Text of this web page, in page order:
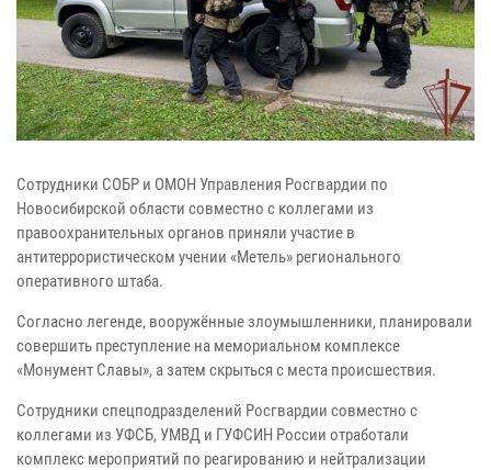
Сотрудники СОБР и ОМОН Управления Росгвардии по
Новосибирской области совместно с коллегами из
правоохранительных органов приняли участие в
антитеррористическом учении «Метель» регионального
оперативного штаба.
Согласно легенде, вооружённые злоумышленники, планировали
совершить преступление на мемориальном комплексе
«Монумент Славы», а затем скрыться с места происшествия.
Сотрудники спецподразделений Росгвардии совместно с
коллегами из УФСБ, УМВД и ГУФСИН России отработали
комплекс мероприятий по реагированию и нейтрализации